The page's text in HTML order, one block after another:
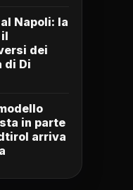
Napoli: la
dei
di Di
in parte
arriva